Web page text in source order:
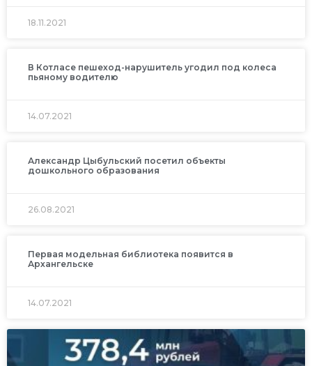
18.11.2021
В Котласе пешеход-нарушитель угодил под колеса
пьяному водителю
14.07.2021
Александр Цыбульский посетил объекты
дошкольного образования
26.08.2021
Первая модельная библиотека появится в
Архангельске
14.07.2021